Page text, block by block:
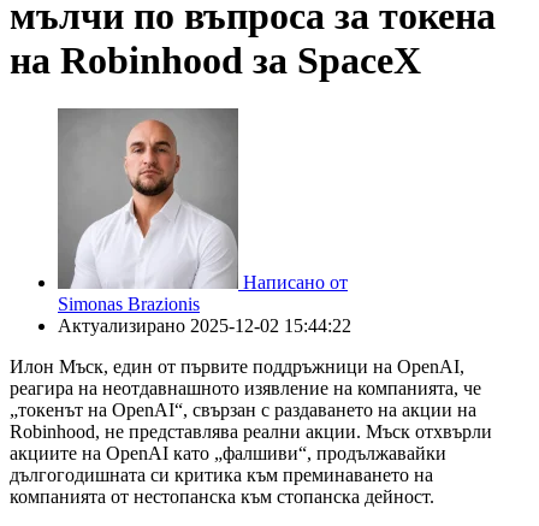
мълчи по въпроса за токена
на Robinhood за SpaceX
Написано от
Simonas Brazionis
Актуализирано 2025-12-02 15:44:22
Илон Мъск, един от първите поддръжници на OpenAI,
реагира на неотдавнашното изявление на компанията, че
„токенът на OpenAI“, свързан с раздаването на акции на
Robinhood, не представлява реални акции. Мъск отхвърли
акциите на OpenAI като „фалшиви“, продължавайки
дългогодишната си критика към преминаването на
компанията от нестопанска към стопанска дейност.